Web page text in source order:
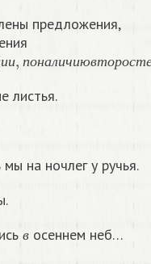
предложения,
и и п о н ал и ч и ю в т о р о с т
ции,
листья.
на ночлег у ручья.
в
осеннем неб…